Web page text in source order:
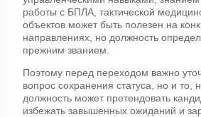
работы с БПЛА, тактической
объектов может быть полезен на
направлениях, но должность
прежним званием.
Поэтому перед переходом важно
вопрос сохранения статуса, но и то,
должность может претендовать
избежать завышенных ожиданий и